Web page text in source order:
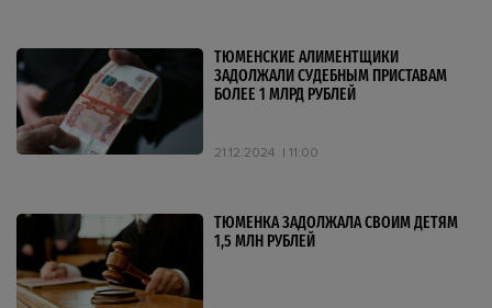
ТЮМЕНСКИЕ АЛИМЕНТЩИКИ
ЗАДОЛЖАЛИ СУДЕБНЫМ ПРИСТАВАМ
БОЛЕЕ 1 МЛРД РУБЛЕЙ
21.12.2024 11:00
ТЮМЕНКА ЗАДОЛЖАЛА СВОИМ ДЕТЯМ
1,5 МЛН РУБЛЕЙ